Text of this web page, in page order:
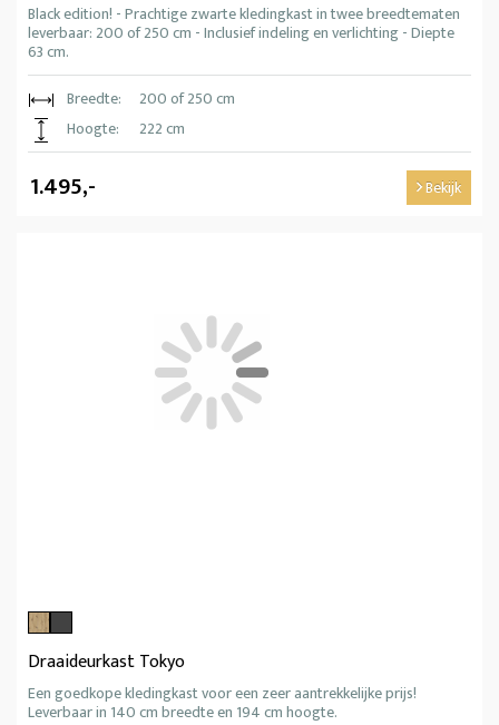
Black edition! - Prachtige zwarte kledingkast in twee breedtematen
leverbaar: 200 of 250 cm - Inclusief indeling en verlichting - Diepte
63 cm.
Breedte:
200 of 250 cm
Hoogte:
222 cm
1.495,- Bekijk
Draaideurkast Tokyo
Een goedkope kledingkast voor een zeer aantrekkelijke prijs!
Leverbaar in 140 cm breedte en 194 cm hoogte.